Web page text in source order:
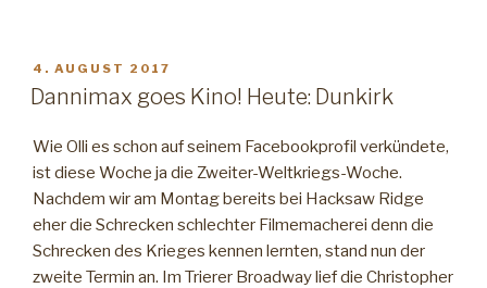
Saison
beginnt.
wo?“
VERÖFFENTLICHT
AM
4. AUGUST 2017
Dannimax goes Kino! Heute: Dunkirk
Wie Olli es schon auf seinem Facebookprofil verkündete,
ist diese Woche ja die Zweiter-Weltkriegs-Woche.
Nachdem wir am Montag bereits bei Hacksaw Ridge
eher die Schrecken schlechter Filmemacherei denn die
Schrecken des Krieges kennen lernten, stand nun der
zweite Termin an. Im Trierer Broadway lief die Christopher